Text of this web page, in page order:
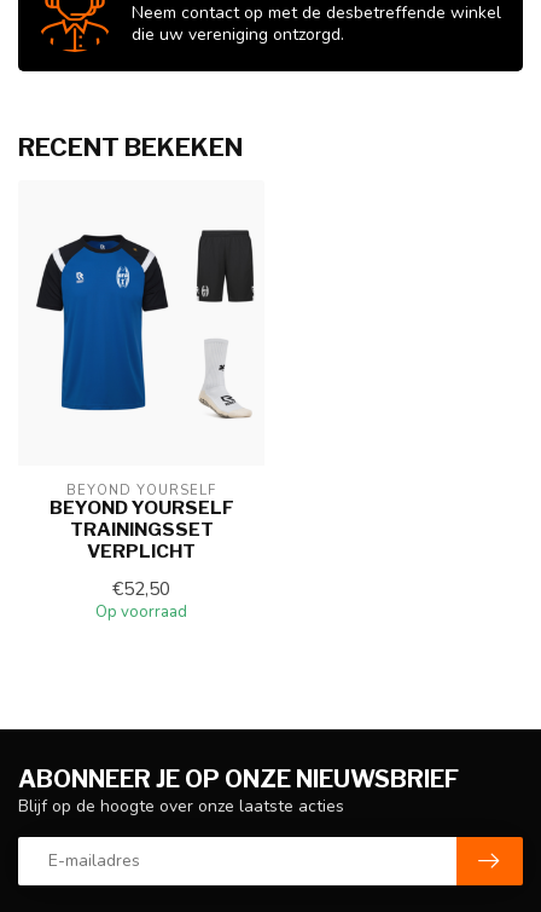
Neem contact op met de desbetreffende winkel
die uw vereniging ontzorgd.
RECENT BEKEKEN
BEYOND YOURSELF
BEYOND YOURSELF
TRAININGSSET
VERPLICHT
€52,50
Op voorraad
ABONNEER JE OP ONZE NIEUWSBRIEF
Blijf op de hoogte over onze laatste acties